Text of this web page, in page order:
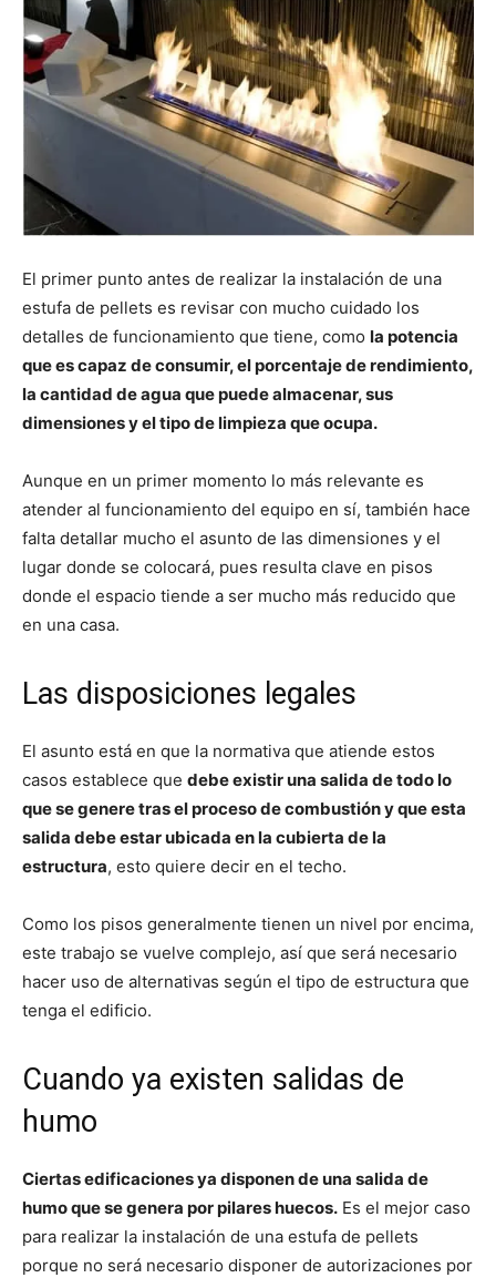
El primer punto antes de realizar la instalación de una
estufa de pellets es revisar con mucho cuidado los
detalles de funcionamiento que tiene, como la potencia
que es capaz de consumir, el porcentaje de rendimiento,
la cantidad de agua que puede almacenar, sus
dimensiones y el tipo de limpieza que ocupa.
Aunque en un primer momento lo más relevante es
atender al funcionamiento del equipo en sí, también hace
falta detallar mucho el asunto de las dimensiones y el
lugar donde se colocará, pues resulta clave en pisos
donde el espacio tiende a ser mucho más reducido que
en una casa.
Las disposiciones legales
El asunto está en que la normativa que atiende estos
casos establece que debe existir una salida de todo lo
que se genere tras el proceso de combustión y que esta
salida debe estar ubicada en la cubierta de la
estructura, esto quiere decir en el techo.
Como los pisos generalmente tienen un nivel por encima,
este trabajo se vuelve complejo, así que será necesario
hacer uso de alternativas según el tipo de estructura que
tenga el edificio.
Cuando ya existen salidas de
humo
Ciertas edificaciones ya disponen de una salida de
humo que se genera por pilares huecos. Es el mejor caso
para realizar la instalación de una estufa de pellets
porque no será necesario disponer de autorizaciones por